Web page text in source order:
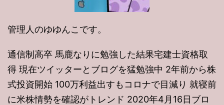
管理人のゆゆんこです。
通信制高卒 馬鹿なりに勉強した結果宅建士資格取
得 現在ツイッターとブログを猛勉強中 2年前から株
式投資開始 100万利益出すもコロナで目減り 就寝前
に米株情勢を確認がトレンド 2020年4月16日ブロ